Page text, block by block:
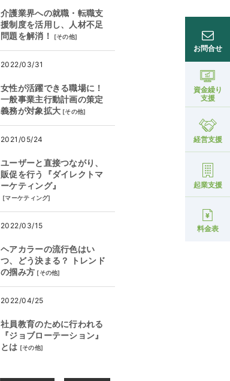
お問合せ
資金繰り
支援
経営支援
起業支援
料金表
介護業界への就職・転職支
援制度を活用し、人材不足
問題を解消！
[その他]
2022/03/31
女性が活躍できる職場に！
一般事業主行動計画の策定
義務が対象拡大 [その他]
2021/05/24
ユーザーと直接つながり、
販促を行う『ダイレクトマ
ーケティング』
[マーケティング]
2022/03/15
ヘアカラーの流行色はい
つ、どう決まる？ トレンド
の掴み方 [その他]
2022/04/25
社員教育のために行われる
『ジョブローテーション』
とは [その他]